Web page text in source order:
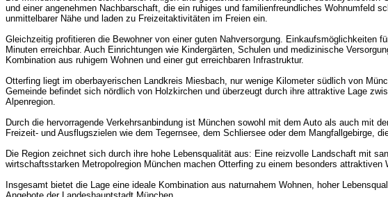
und einer angenehmen Nachbarschaft, die ein ruhiges und familienfreundliches Wohnumfeld
unmittelbarer Nähe und laden zu Freizeitaktivitäten im Freien ein.
Gleichzeitig profitieren die Bewohner von einer guten Nahversorgung.
Minuten erreichbar. Auch Einrichtungen wie Kindergärten, Schulen und medizinische
Kombination aus ruhigem Wohnen und einer gut erreichbaren Infrastruktur.
Otterfing liegt im oberbayerischen Landkreis Miesbach, nur wenige Kilometer südlich von
Gemeinde befindet sich nördlich von Holzkirchen und überzeugt durch ihre attraktive Lage
Alpenregion.
Durch die hervorragende Verkehrsanbindung ist München sowohl mit dem Auto als auch mit
Freizeit- und Ausflugszielen wie dem Tegernsee, dem Schliersee oder dem Mangfallgebirge,
Die Region zeichnet sich durch ihre hohe Lebensqualität aus: Eine reizvolle Landschaft mit
wirtschaftsstarken Metropolregion München machen Otterfing zu einem besonders attraktiven
Insgesamt bietet die Lage eine ideale Kombination aus naturnahem Wohnen, hoher